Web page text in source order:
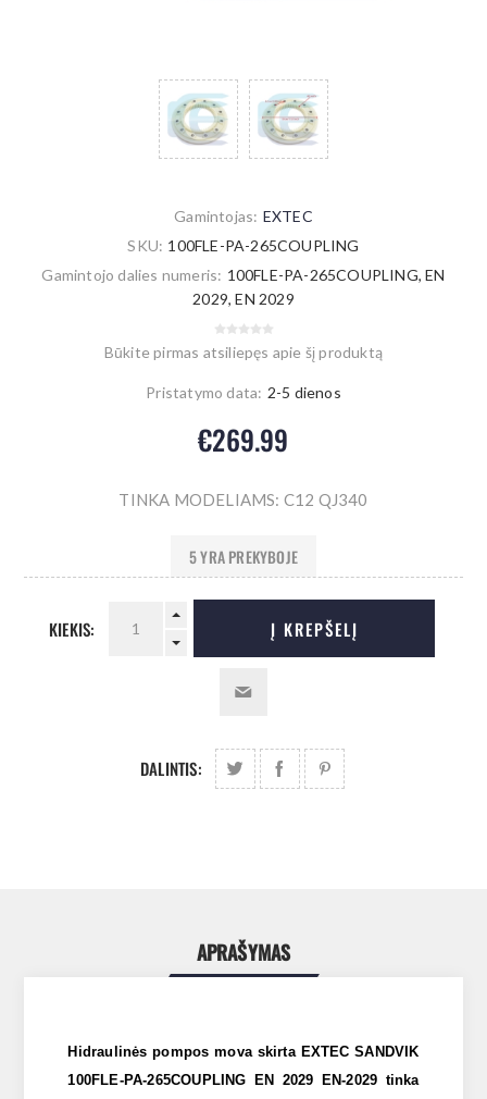
Gamintojas: EXTEC
SKU: 100FLE-PA-265COUPLING
Gamintojo dalies numeris: 100FLE-PA-265COUPLING, EN
2029, EN 2029
Būkite pirmas atsiliepęs apie šį produktą
Pristatymo data: 2-5 dienos
€269.99
TINKA MODELIAMS: C12 QJ340
5 YRA PREKYBOJE
KIEKIS: Į KREPŠELĮ
DALINTIS:
APRAŠYMAS
Hidraulinės pompos mova skirta EXTEC SANDVIK
100FLE-PA-265COUPLING EN 2029 EN-2029 tinka